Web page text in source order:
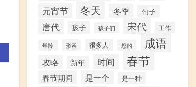
元宵节 冬天 冬季 句子
唐代 孩子 孩子们 宋代 工作
年龄 形容 很多人 您的 成语
攻略 新年 时间 春节
春节期间 是一个 是一种